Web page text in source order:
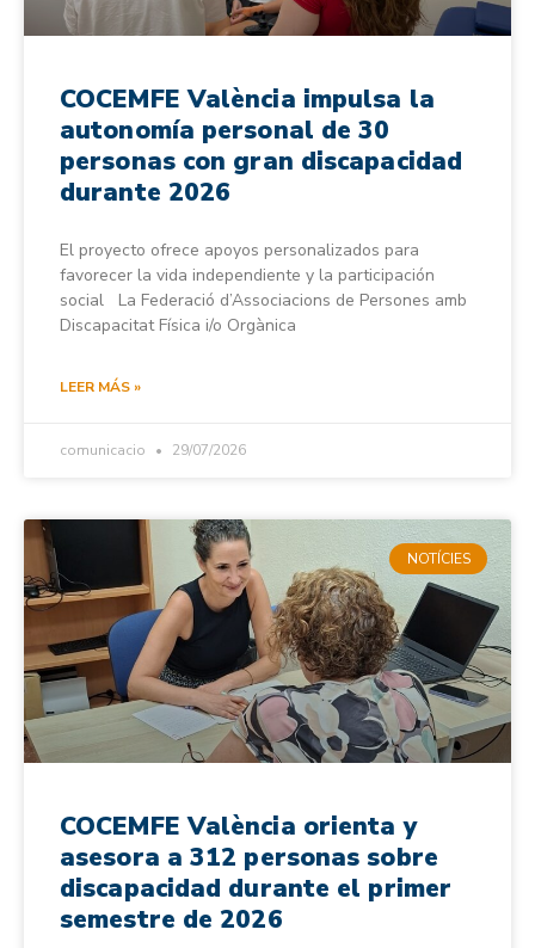
COCEMFE València impulsa la
autonomía personal de 30
personas con gran discapacidad
durante 2026
El proyecto ofrece apoyos personalizados para
favorecer la vida independiente y la participación
social La Federació d’Associacions de Persones amb
Discapacitat Física i/o Orgànica
LEER MÁS »
comunicacio 29/07/2026
NOTÍCIES
COCEMFE València orienta y
asesora a 312 personas sobre
discapacidad durante el primer
semestre de 2026